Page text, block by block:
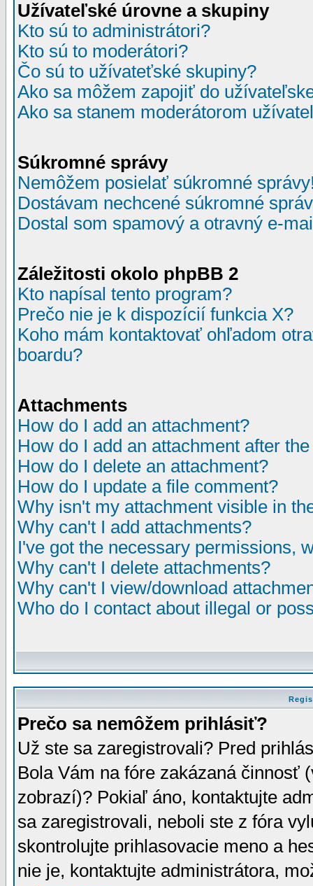
Užívateľské úrovne a skupiny
Kto sú to administrátori?
Kto sú to moderátori?
Čo sú to užívateťské skupiny?
Ako sa môžem zapojiť do
Ako sa stanem moderátorom
Súkromné správy
Nemôžem posielať súkromné
Dostávam nechcené súkromné
Dostal som spamový a otravný e-
Záležitosti okolo phpBB 2
Kto napísal tento program?
Prečo nie je k dispozícií funkcia X?
Koho mám kontaktovať ohľadom
boardu?
Attachments
How do I add an attachment?
How do I add an attachment after
How do I delete an attachment?
How do I update a file comment?
Why isn't my attachment visible in
Why can't I add attachments?
I've got the necessary permissions,
Why can't I delete attachments?
Why can't I view/download
Who do I contact about illegal or
Prečo sa nemôžem prihlásiť?
Už ste sa zaregistrovali? Pred
Bola Vám na fóre zakázaná činnosť
zobrazí)? Pokiaľ áno, kontaktujte
sa zaregistrovali, neboli ste z fóra
skontrolujte prihlasovacie meno a
nie je, kontaktujte administrátora,